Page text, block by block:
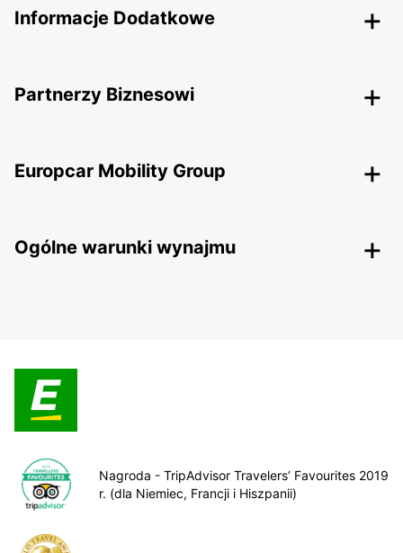
Informacje Dodatkowe
Partnerzy Biznesowi
Europcar Mobility Group
Ogólne warunki wynajmu
Nagroda - TripAdvisor Travelers’ Favourites 2019
r. (dla Niemiec, Francji i Hiszpanii)